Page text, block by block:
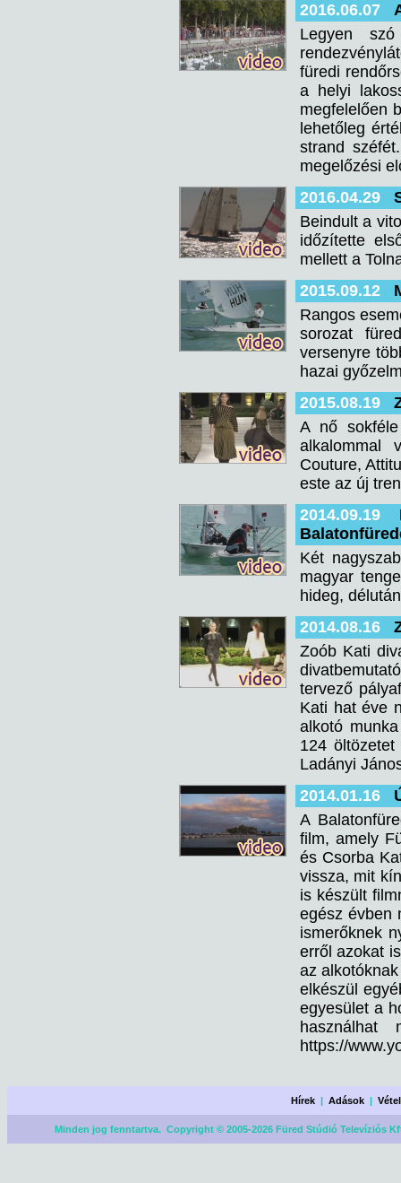
2016.06.07
Legyen
füredi
a helyi
megfelelően
lehetőleg
strand
megelőzési
2016.04.29
Beindult a
időzítette
mellett a
2015.09.12
Rangos
sorozat
versenyre
hazai
2015.08.19
A nő
alkalommal
Couture,
este az új
2014.09.19
Két
magyar
hideg,
2014.08.16
Zoób Kati
tervező
Kati hat éve
alkotó
124
Ladányi
2014.01.16
A
film, amely
és Csorba
vissza, mit
is készült
egész évben
ismerőknek
erről azokat
az
elkészül
egyesület a
https://
Hírek |Adások |
Minden jog fenntartva. Copyright © 2005-2026 Füred Stúdió Televíziós